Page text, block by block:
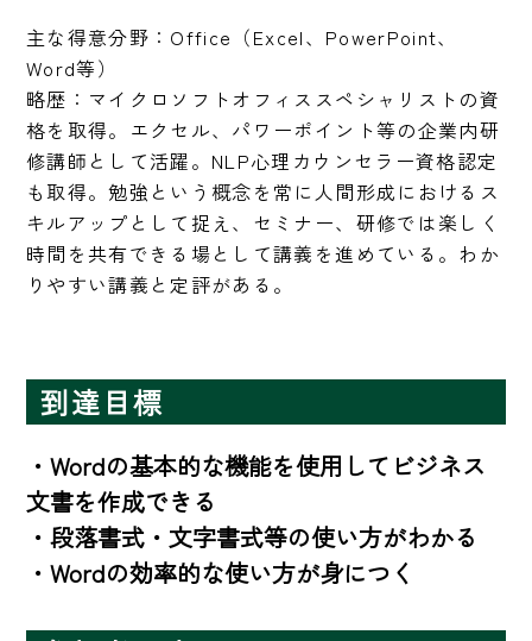
主な得意分野：Office（Excel、PowerPoint、
Word等）
略歴：マイクロソフトオフィススペシャリストの資
格を取得。エクセル、パワーポイント等の企業内研
修講師として活躍。NLP心理カウンセラー資格認定
も取得。勉強という概念を常に人間形成におけるス
キルアップとして捉え、セミナー、研修では楽しく
時間を共有できる場として講義を進めている。わか
りやすい講義と定評がある。
到達目標
・Wordの基本的な機能を使用してビジネス
文書を作成できる
・段落書式・文字書式等の使い方がわかる
・Wordの効率的な使い方が身につく